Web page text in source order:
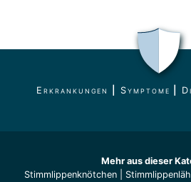
Erkrankungen Symptome
Mehr aus dieser
Stimmlippenknötchen